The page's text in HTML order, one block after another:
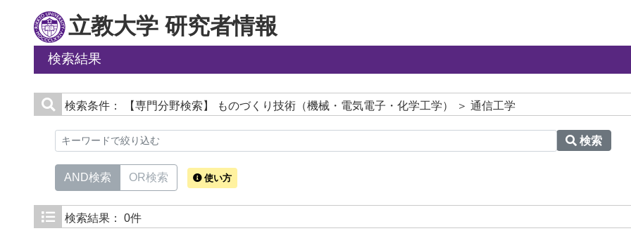
立教大学 研究者情報
検索結果
検索条件： 【専門分野検索】 ものづくり技術（機械・電気電子・化学工学） ＞ 通信工学
検索
AND検索 OR検索 使い方
検索結果： 0件